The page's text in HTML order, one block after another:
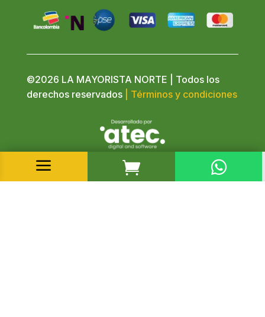
©2026 LA MAYORISTA NORTE | Todos los
derechos reservados
| Términos y condiciones
a  